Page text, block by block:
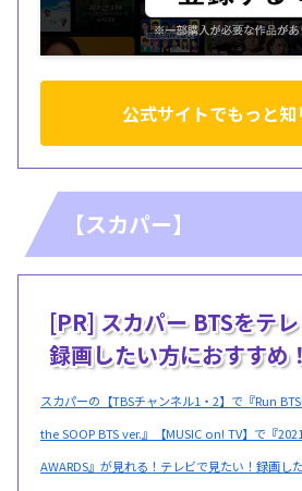
公式サイトでもっと知
【スカパー】
[PR] スカパー BTSをテ
録画したい方におすすめ
スカパーの【TBSチャンネル1・2】で『Run
the SOOP BTS ver.』【MUSIC on! TV】で『
AWARDS』が見れる！テレビで見たい！録画し